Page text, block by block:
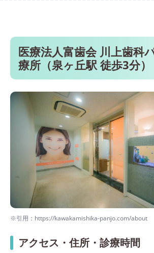
医療法人富歯会 川上歯科
療所（泉ヶ丘駅 徒歩3分）
※引用：https://kawakamishika-panjo.com/about
アクセス・住所・診療時間